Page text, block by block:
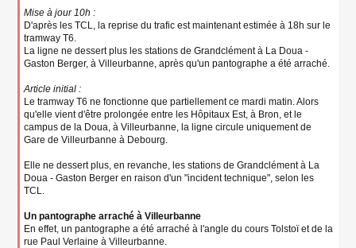
Mise à jour 10h :
D'après les TCL, la reprise du trafic est maintenant estimée à 18h sur le
tramway T6.
La ligne ne dessert plus les stations de Grandclément à La Doua -
Gaston Berger, à Villeurbanne, après qu'un pantographe a été arraché.
Article initial :
Le tramway T6 ne fonctionne que partiellement ce mardi matin. Alors
qu'elle vient d'être prolongée entre les Hôpitaux Est, à Bron, et le
campus de la Doua, à Villeurbanne, la ligne circule uniquement de
Gare de Villeurbanne à Debourg.
Elle ne dessert plus, en revanche, les stations de Grandclément à La
Doua - Gaston Berger en raison d'un "incident technique", selon les
TCL.
Un pantographe arraché à Villeurbanne
En effet, un pantographe a été arraché à l'angle du cours Tolstoï et de la
rue Paul Verlaine à Villeurbanne.